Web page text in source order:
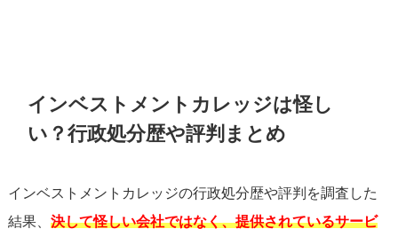
インベストメントカレッジは怪し
い？行政処分歴や評判まとめ
インベストメントカレッジの行政処分歴や評判を調査した
結果、 決して怪しい会社ではなく、提供されているサービ